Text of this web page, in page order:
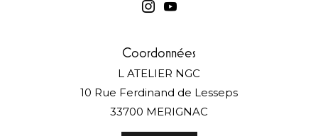
Coordonnées
L ATELIER NGC
10 Rue Ferdinand de Lesseps
33700 MERIGNAC